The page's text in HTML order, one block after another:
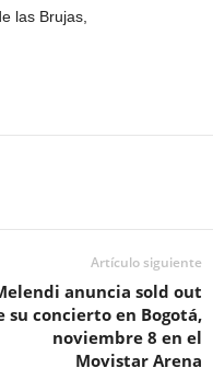
las Brujas,
Artículo siguiente
anuncia sold out
su concierto en Bogotá,
noviembre 8 en el
Movistar Arena